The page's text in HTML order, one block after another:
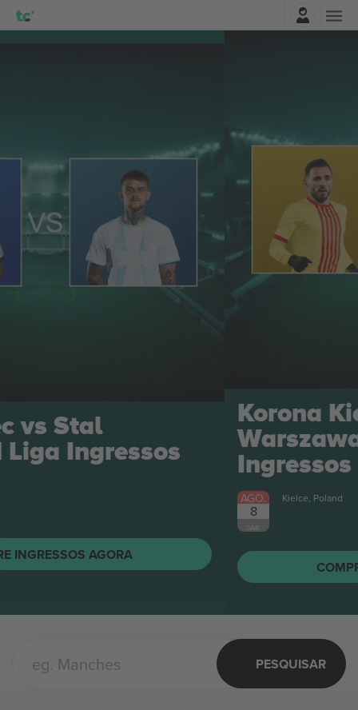
Korona Kielce vs Legia
Warszawa FC Ekstraklasa
Ingressos
COMPRE INGRESSOS AGORA
PESQUISAR